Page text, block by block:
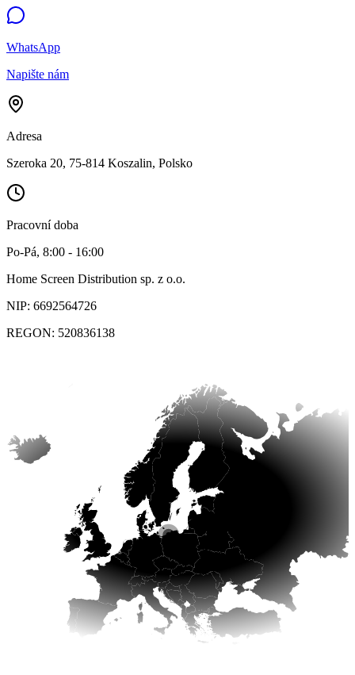
WhatsApp
Napište nám
Adresa
Szeroka 20, 75-814 Koszalin, Polsko
Pracovní doba
Po-Pá, 8:00 - 16:00
Home Screen Distribution sp. z o.o.
NIP: 6692564726
REGON: 520836138